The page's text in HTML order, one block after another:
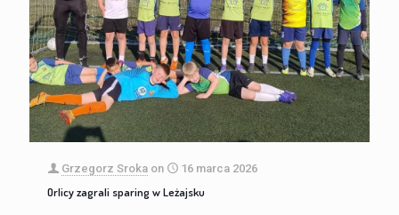
Grzegorz Sroka on 16 marca 2026
Orlicy zagrali sparing w Leżajsku